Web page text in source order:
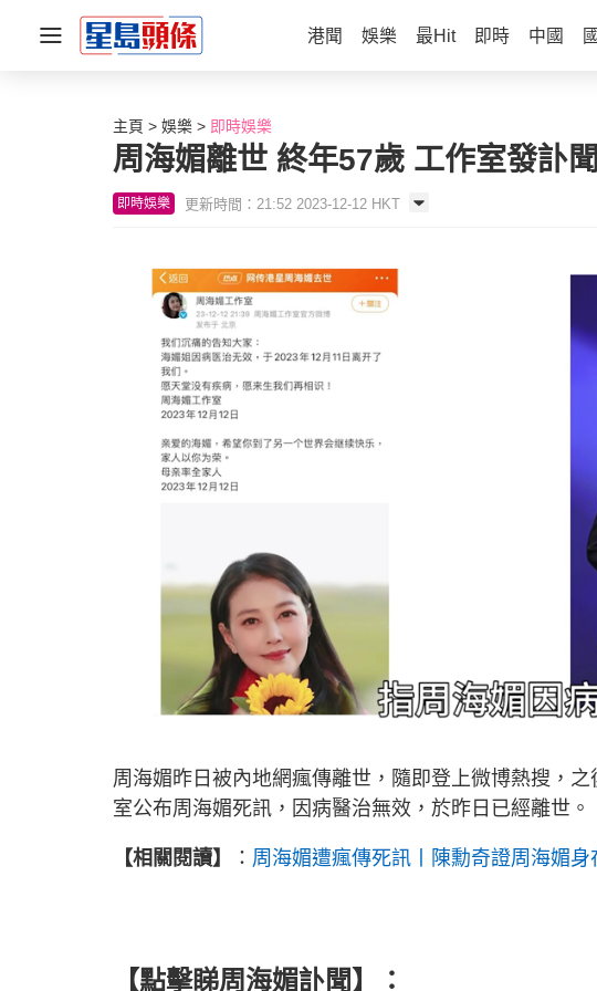
港聞 娛樂 最Hit 即時 中國
主頁 娛樂 即時娛樂
周海媚離世 終年57歲 工作室發訃
即時娛樂 更新時間：21:52 2023-12-12 HKT
u
t
e
e
d
:
6
8
1
%
周海媚昨日被內地網瘋傳離世，隨即登上微博熱搜，
室公布周海媚死訊，因病醫治無效，於昨日已經離世。
【相關閱讀】 ： 周海媚遭瘋傳死訊丨陳勳奇證周海媚
【點擊睇周海媚訃聞】：